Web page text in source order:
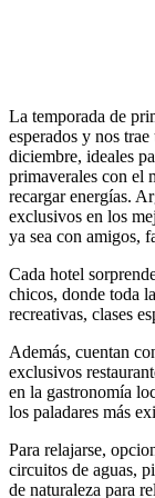
La temporada de
esperados y nos
diciembre, ideales
primaverales con el
recargar energías.
exclusivos en los
ya sea con amigos,
Cada hotel
chicos, donde toda
recreativas, clases
Además, cuentan
exclusivos
en la gastronomía
los paladares más
Para relajarse,
circuitos de aguas,
de naturaleza para